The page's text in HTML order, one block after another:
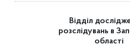
Відділ
розслідувань в
області